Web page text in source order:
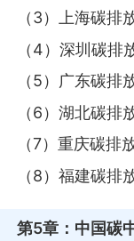
（3）上海碳排
（4）深圳碳排
（5）广东碳排
（6）湖北碳排
（7）重庆碳排
（8）福建碳排
第5章 ：中国碳